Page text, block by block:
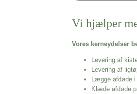
Vi hjælper
Vores kerneydelser
Levering af
Levering af ligtøj
Lægge afdøde
Klæde afdøde